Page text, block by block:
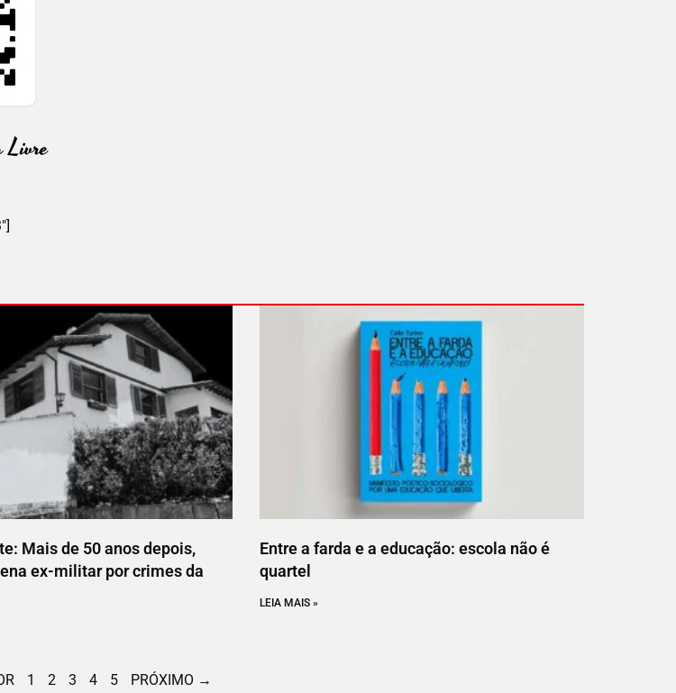
Mais de 50 anos depois,
ex-militar por crimes da
Entre a farda e a educação: escola não é
quartel
LEIA MAIS »
1 2 3 4 5 PRÓXIMO →